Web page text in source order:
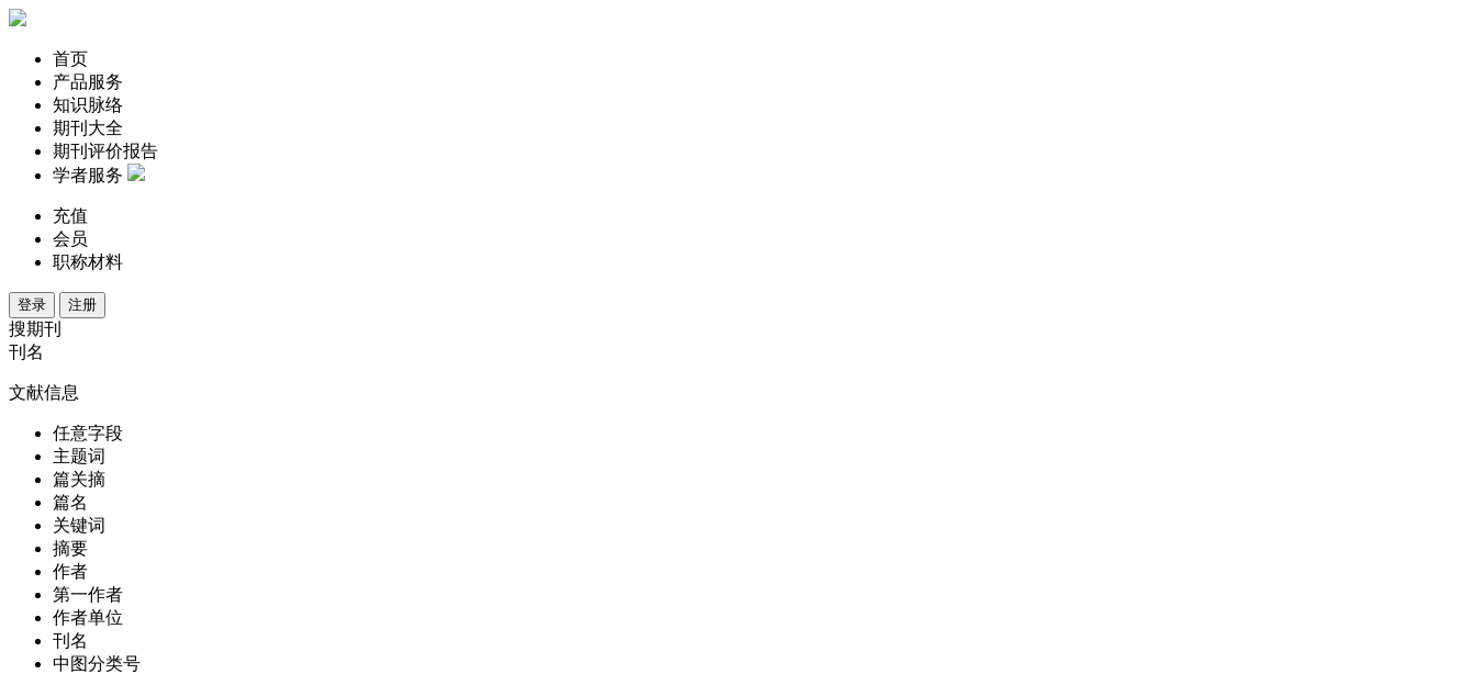
首页
产品服务
知识脉络
期刊大全
期刊评价报告
学者服务
充值
会员
职称材料
登录 注册
搜期刊
刊名
文献信息
任意字段
主题词
篇关摘
篇名
关键词
摘要
作者
第一作者
作者单位
刊名
中图分类号